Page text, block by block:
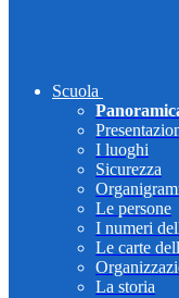
Scuola
I luoghi
Sicurezza
Le persone
I numeri
Le carte
La storia